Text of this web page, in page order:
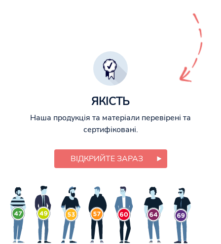
ЯКІСТЬ
Наша продукція та матеріали перевірені та
сертифіковані.
ВІДКРИЙТЕ ЗАРАЗ